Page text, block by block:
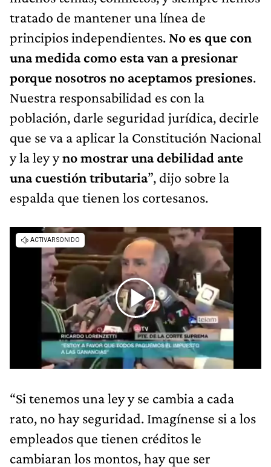
tratado de mantener una línea de
principios independientes. No es que con
una medida como esta van a presionar
porque nosotros no aceptamos presiones.
Nuestra responsabilidad es con la
población, darle seguridad jurídica, decirle
que se va a aplicar la Constitución Nacional
y la ley yno mostrar una debilidad ante
una cuestión tributaria”, dijo sobre la
espalda que tienen los cortesanos.
“Si tenemos una ley y se cambia a cada
rato, no hay seguridad. Imagínense si a los
empleados que tienen créditos le
cambiaran los montos, hay que ser